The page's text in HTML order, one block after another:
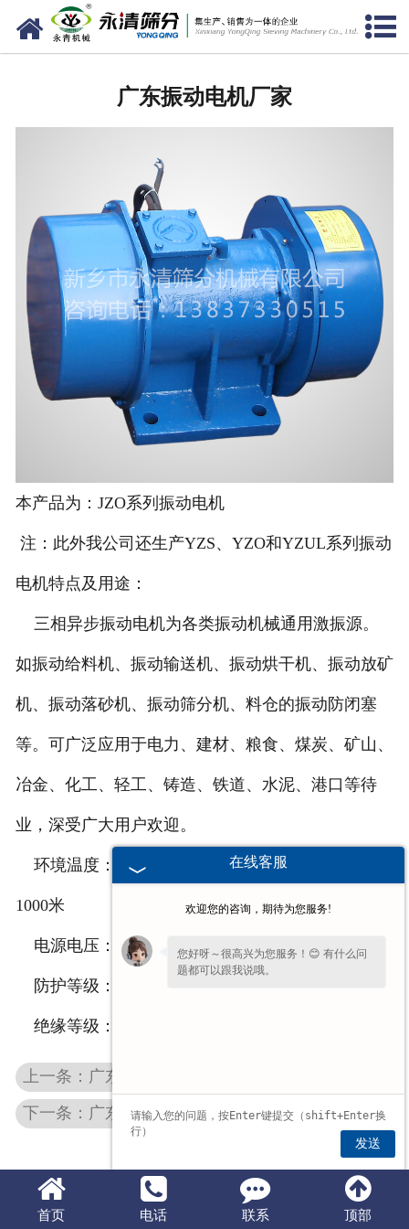
网站首页
广东输送设备
广东振动平台
广东仓壁振动器
广东筛机配件
广东振动电机厂家
本产品为：JZO系列振动电机
注：此外我公司还生产YZS、YZO和YZUL系列振动
电机特点及用途：
三相异步振动电机为各类振动机械通用激振源。
如振动给料机、振动输送机、振动烘干机、振动放矿
机、振动落砂机、振动筛分机、料仓的振动防闭塞
等。可广泛应用于电力、建材、粮食、煤炭、矿山、
冶金、化工、轻工、铸造、铁道、水泥、港口等待
业，深受广大用户欢迎。
环境温度：不超过40oC 海 拔：不超过
1000米
电源电压：380伏 电源频率：50赫兹
防护等级：IP54 IP55 接 法：Y 或 Δ
绝缘等级：B、F 工作方法：S1（连续）
上一条：广东振动料斗
下一条：广东振动电机价格
首页 电话 联系 顶部
豫公网安备 41070002000151号
在线客服
欢迎您的咨询，期待为您服务!
您好呀～很高兴为您服务！😊 有什么问
题都可以跟我说哦。
发送